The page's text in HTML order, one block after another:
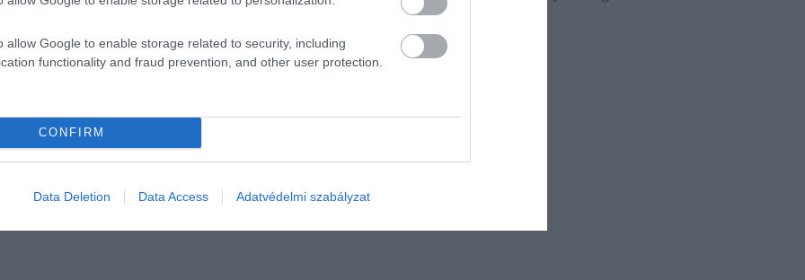
allow Google to enable storage related to security, including
functionality and fraud prevention, and other user protection.
CONFIRM
Data Deletion Data Access Adatvédelmi szabályzat
változás a…